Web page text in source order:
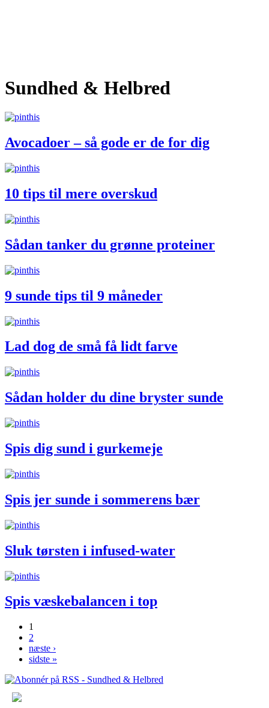
Sundhed & Helbred
Avocadoer – så gode er de for dig
10 tips til mere overskud
Sådan tanker du grønne proteiner
9 sunde tips til 9 måneder
Lad dog de små få lidt farve
Sådan holder du dine bryster sunde
Spis dig sund i gurkemeje
Spis jer sunde i sommerens bær
Sluk tørsten i infused-water
Spis væskebalancen i top
Sider
1
2
næste ›
sidste »